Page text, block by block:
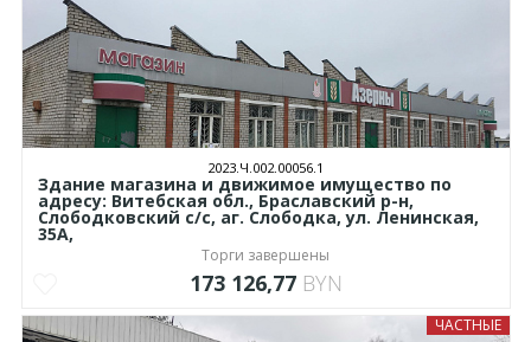
2023.Ч.002.00056.1
Здание магазина и движимое имущество по
адресу: Витебская обл., Браславский р-н,
Слободковский с/с, аг. Слободка, ул. Ленинская,
35А,
Торги завершены
173 126,77 BYN
ЧАСТНЫЕ